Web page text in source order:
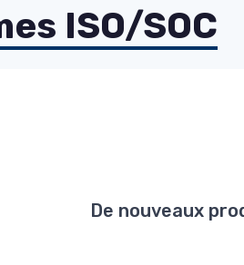
ISO/SOC
De nouveaux